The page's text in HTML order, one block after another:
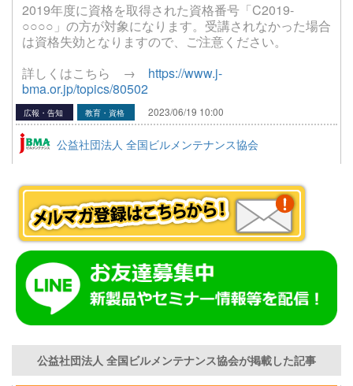
2019年度に資格を取得された資格番号「C2019-
○○○○」の方が対象になります。受講されなかった場合
は資格失効となりますので、ご注意ください。
詳しくはこちら → https://www.j-
bma.or.jp/topics/80502
広報・告知 教育・資格 2023/06/19 10:00
公益社団法人 全国ビルメンテナンス協会
公益社団法人 全国ビルメンテナンス協会が掲載した記事